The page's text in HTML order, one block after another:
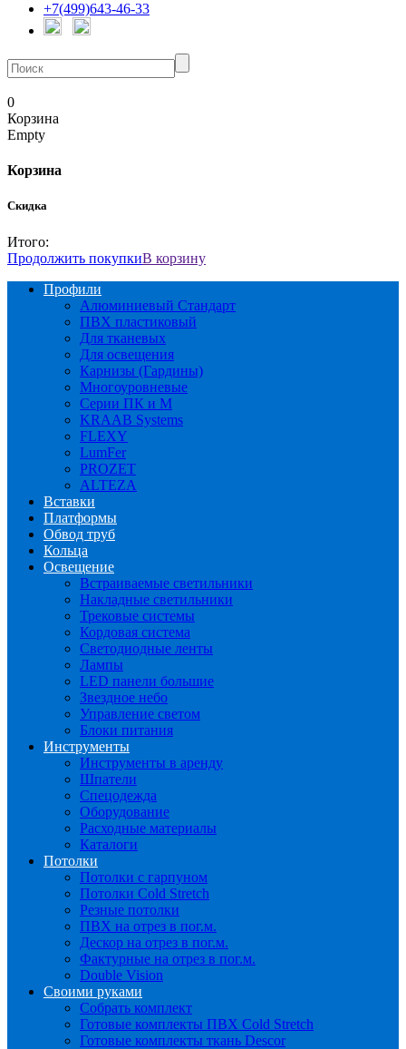
+7(499)643-46-33
0
Корзина
Empty
Корзина
Скидка
Итого:
Продолжить покупкиВ корзину
Профили
Алюминиевый Стандарт
ПВХ пластиковый
Для тканевых
Для освещения
Карнизы (Гардины)
Многоуровневые
Серии ПК и М
KRAAB Systems
FLEXY
LumFer
PROZET
ALTEZA
Вставки
Платформы
Обвод труб
Кольца
Освещение
Встраиваемые светильники
Накладные светильники
Трековые системы
Кордовая система
Светодиодные ленты
Лампы
LED панели большие
Звездное небо
Управление светом
Блоки питания
Инструменты
Инструменты в аренду
Шпатели
Спецодежда
Оборудование
Расходные материалы
Каталоги
Потолки
Потолки с гарпуном
Потолки Cold Stretch
Резные потолки
ПВХ на отрез в пог.м.
Дескор на отрез в пог.м.
Фактурные на отрез в пог.м.
Double Vision
Своими руками
Собрать комплект
Готовые комплекты ПВХ Cold Stretch
Готовые комплекты ткань Descor